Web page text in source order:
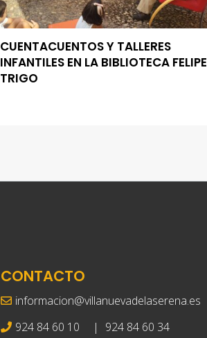
CUENTACUENTOS Y TALLERES
INFANTILES EN LA BIBLIOTECA FELIPE
TRIGO
CONTACTO
informacion@villanuevadelaserena.es
924 84 60 10
| 924 84 60 34